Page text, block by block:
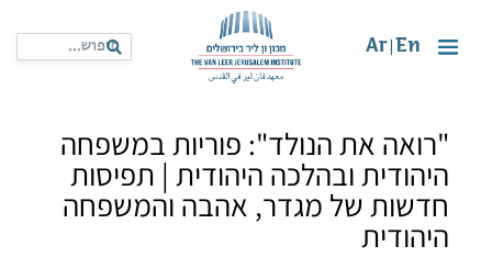
En
Ar
"רואה את הנולד": פוריות במשפחה
היהודית ובהלכה היהודית | תפיסות
חדשות של מגדר, אהבה והמשפחה
היהודית